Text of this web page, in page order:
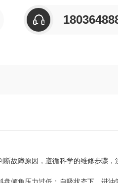
故障原因，遵循科学的维修步骤